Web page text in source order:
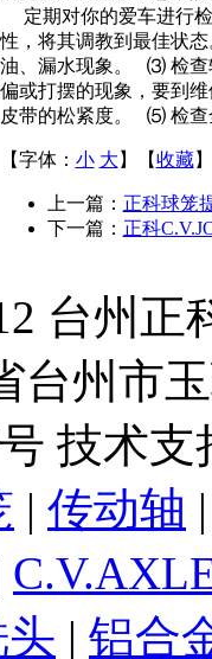
定期对你的爱车进行检
性，将其调教到最佳状
油、漏水现象。 ⑶ 检查
偏或打摆的现象，要到
皮带的松紧度。 ⑸ 检查
【字体： 小 大 】【收藏
上一篇： 正科球笼
下一篇： 正科
台州
台州市
技术支
| 传动轴
| 铝合